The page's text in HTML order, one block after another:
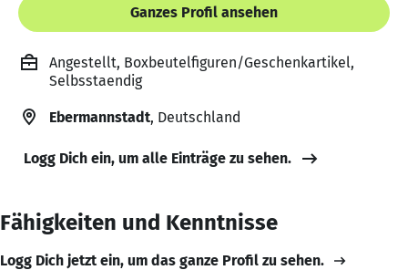
Ganzes Profil ansehen
Angestellt, Boxbeutelfiguren/Geschenkartikel,
Selbsstaendig
Ebermannstadt, Deutschland
Logg Dich ein, um alle Einträge zu sehen.
Fähigkeiten und Kenntnisse
Logg Dich jetzt ein, um das ganze Profil zu sehen.